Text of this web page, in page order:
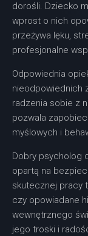
dorośli. Dziecko
wprost o nich
przeżywa lęku,
profesjonalne
Odpowiednia
nieodpowiednich
radzenia sobie z
pozwala
myślowych i
Dobry psycholog
opartą na
skutecznej pracy
czy opowiadane
wewnętrznego
jego troski i